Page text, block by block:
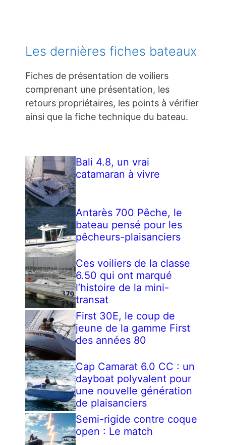
Les dernières fiches bateaux
Fiches de présentation de voiliers
comprenant une présentation, les
retours propriétaires, les points à vérifier
ainsi que la fiche technique du bateau.
Bali 4.8, un vrai
catamaran à vivre
Antarès 700 Pêche, le
bateau pensé pour les
pêcheurs-plaisanciers
Ces voiliers de la classe
6.50 qui ont marqué
l’histoire de la mini-
transat
First 30E, le coup de
jeune de la gamme First
des années 80
Cap Camarat 6.0 CC : un
dayboat polyvalent pour
une nouvelle génération
de plaisanciers
Semi-rigide contre coque
open : Le match